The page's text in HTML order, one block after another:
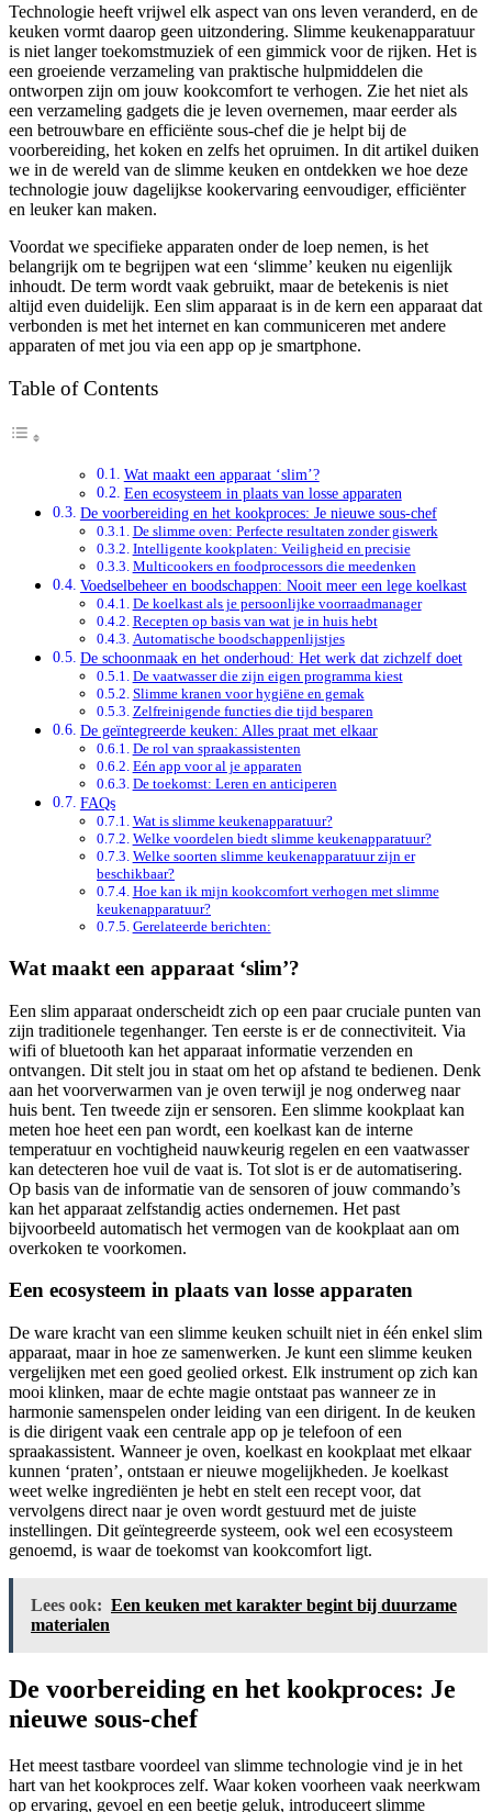
Technologie heeft vrijwel elk aspect van ons leven veranderd, en de
keuken vormt daarop geen uitzondering. Slimme keukenapparatuur
is niet langer toekomstmuziek of een gimmick voor de rijken. Het is
een groeiende verzameling van praktische hulpmiddelen die
ontworpen zijn om jouw kookcomfort te verhogen. Zie het niet als
een verzameling gadgets die je leven overnemen, maar eerder als
een betrouwbare en efficiënte sous-chef die je helpt bij de
voorbereiding, het koken en zelfs het opruimen. In dit artikel duiken
we in de wereld van de slimme keuken en ontdekken we hoe deze
technologie jouw dagelijkse kookervaring eenvoudiger, efficiënter
en leuker kan maken.
Voordat we specifieke apparaten onder de loep nemen, is het
belangrijk om te begrijpen wat een ‘slimme’ keuken nu eigenlijk
inhoudt. De term wordt vaak gebruikt, maar de betekenis is niet
altijd even duidelijk. Een slim apparaat is in de kern een apparaat dat
verbonden is met het internet en kan communiceren met andere
apparaten of met jou via een app op je smartphone.
Table of Contents
Wat maakt een apparaat ‘slim’?
Een ecosysteem in plaats van losse apparaten
De voorbereiding en het kookproces: Je nieuwe sous-chef
De slimme oven: Perfecte resultaten zonder giswerk
Intelligente kookplaten: Veiligheid en precisie
Multicookers en foodprocessors die meedenken
Voedselbeheer en boodschappen: Nooit meer een lege koelkast
De koelkast als je persoonlijke voorraadmanager
Recepten op basis van wat je in huis hebt
Automatische boodschappenlijstjes
De schoonmaak en het onderhoud: Het werk dat zichzelf doet
De vaatwasser die zijn eigen programma kiest
Slimme kranen voor hygiëne en gemak
Zelfreinigende functies die tijd besparen
De geïntegreerde keuken: Alles praat met elkaar
De rol van spraakassistenten
Eén app voor al je apparaten
De toekomst: Leren en anticiperen
FAQs
Wat is slimme keukenapparatuur?
Welke voordelen biedt slimme keukenapparatuur?
Welke soorten slimme keukenapparatuur zijn er
beschikbaar?
Hoe kan ik mijn kookcomfort verhogen met slimme
keukenapparatuur?
Gerelateerde berichten:
Wat maakt een apparaat ‘slim’?
Een slim apparaat onderscheidt zich op een paar cruciale punten van
zijn traditionele tegenhanger. Ten eerste is er de connectiviteit. Via
wifi of bluetooth kan het apparaat informatie verzenden en
ontvangen. Dit stelt jou in staat om het op afstand te bedienen. Denk
aan het voorverwarmen van je oven terwijl je nog onderweg naar
huis bent. Ten tweede zijn er sensoren. Een slimme kookplaat kan
meten hoe heet een pan wordt, een koelkast kan de interne
temperatuur en vochtigheid nauwkeurig regelen en een vaatwasser
kan detecteren hoe vuil de vaat is. Tot slot is er de automatisering.
Op basis van de informatie van de sensoren of jouw commando’s
kan het apparaat zelfstandig acties ondernemen. Het past
bijvoorbeeld automatisch het vermogen van de kookplaat aan om
overkoken te voorkomen.
Een ecosysteem in plaats van losse apparaten
De ware kracht van een slimme keuken schuilt niet in één enkel slim
apparaat, maar in hoe ze samenwerken. Je kunt een slimme keuken
vergelijken met een goed geolied orkest. Elk instrument op zich kan
mooi klinken, maar de echte magie ontstaat pas wanneer ze in
harmonie samenspelen onder leiding van een dirigent. In de keuken
is die dirigent vaak een centrale app op je telefoon of een
spraakassistent. Wanneer je oven, koelkast en kookplaat met elkaar
kunnen ‘praten’, ontstaan er nieuwe mogelijkheden. Je koelkast
weet welke ingrediënten je hebt en stelt een recept voor, dat
vervolgens direct naar je oven wordt gestuurd met de juiste
instellingen. Dit geïntegreerde systeem, ook wel een ecosysteem
genoemd, is waar de toekomst van kookcomfort ligt.
Lees ook: Een keuken met karakter begint bij duurzame
materialen
De voorbereiding en het kookproces: Je
nieuwe sous-chef
Het meest tastbare voordeel van slimme technologie vind je in het
hart van het kookproces zelf. Waar koken voorheen vaak neerkwam
op ervaring, gevoel en een beetje geluk, introduceert slimme